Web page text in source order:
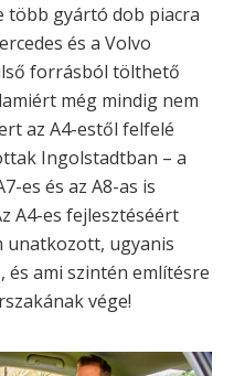
több gyártó dob piacra
és a Volvo
forrásból tölthető
még mindig nem
az A4-estől felfelé
Ingolstadtban – a
es és az A8-as is
A4-es fejlesztéséért
unatkozott, ugyanis
és ami szintén említésre
vége!